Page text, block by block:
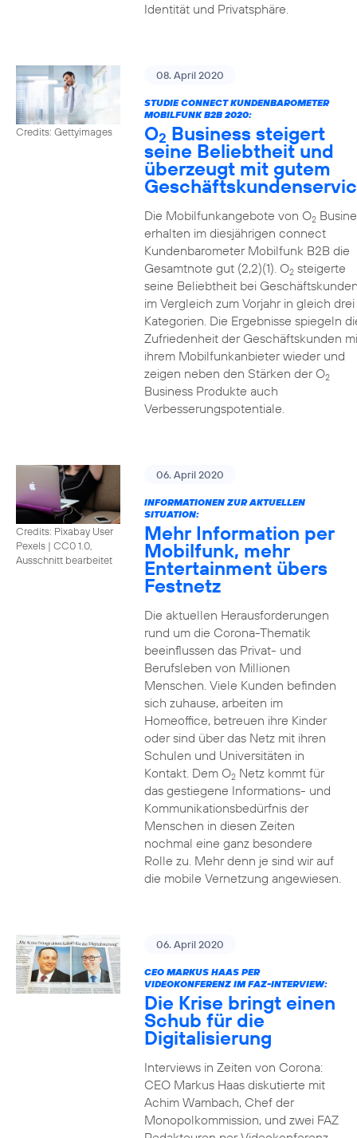
Identität und Privatsphäre.
Credits: Gettyimages
08. April 2020
STUDIE CONNECT KUNDENBAROMETER
MOBILFUNK B2B 2020:
O2 Business steigert
seine Beliebtheit und
überzeugt mit gutem
Die Mobilfunkangebote von O2
erhalten im diesjährigen connect
Kundenbarometer Mobilfunk B2B die
Gesamtnote gut (2,2)(1). O2steigerte
seine Beliebtheit bei
im Vergleich zum Vorjahr in gleich drei
Kategorien. Die Ergebnisse spiegeln
Zufriedenheit der Geschäftskunden
ihrem Mobilfunkanbieter wieder und
zeigen neben den Stärken der O2
Business Produkte auch
Verbesserungspotentiale.
Credits: Pixabay User
Pexels | CC0 1.0,
Ausschnitt bearbeitet
06. April 2020
INFORMATIONEN ZUR AKTUELLEN
SITUATION:
Mehr Information per
Mobilfunk, mehr
Entertainment übers
Festnetz
Die aktuellen Herausforderungen
rund um die Corona-Thematik
beeinflussen das Privat- und
Berufsleben von Millionen
Menschen. Viele Kunden befinden
sich zuhause, arbeiten im
Homeoffice, betreuen ihre Kinder
oder sind über das Netz mit ihren
Schulen und Universitäten in
Kontakt. Dem O2Netz kommt für
das gestiegene Informations- und
Kommuni­ka­tions­bedürfnis­ der
Menschen in diesen Zeiten
nochmal eine ganz besondere
Rolle zu. Mehr denn je sind wir auf
die mobile Vernetzung angewiesen.
06. April 2020
CEO MARKUS HAAS PER
VIDEOKONFERENZ IM FAZ-INTERVIEW:
Die Krise bringt einen
Schub für die
Digitalisierung
Interviews in Zeiten von Corona:
CEO Markus Haas diskutierte mit
Achim Wambach, Chef der
Monopolkommission, und zwei FAZ